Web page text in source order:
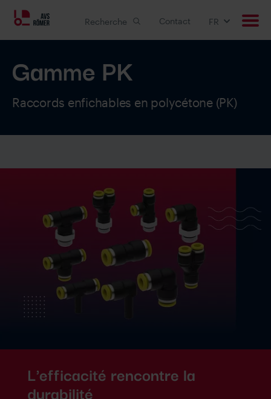
Recherche Contact FR
Entreprise
Gamme PK
Raccords enfichables en polycétone (PK)
L'efficacité rencontre la
durabilité